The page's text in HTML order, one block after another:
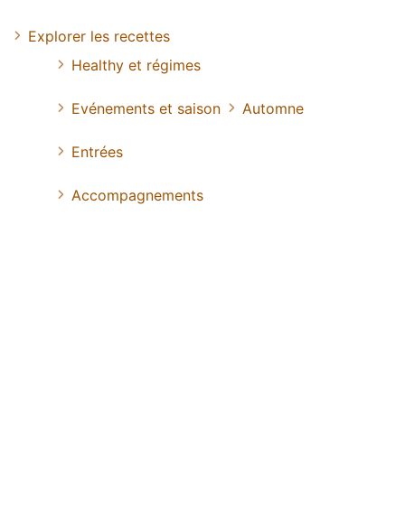
Explorer les recettes
Healthy et régimes
Evénements et saison Automne
Entrées
Accompagnements